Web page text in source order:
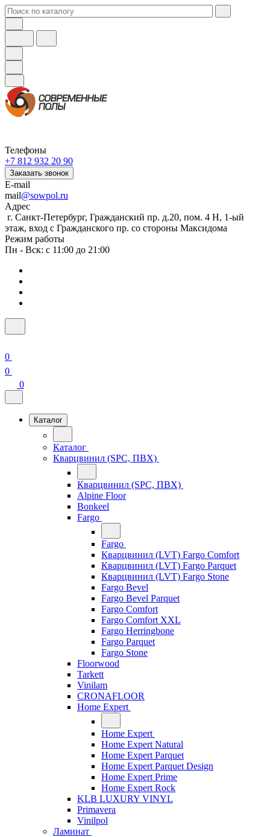
Телефоны
+7 812 932 20 90
Заказать звонок
E-mail
mail@sowpol.ru
Адрес
г. Санкт-Петербург, Гражданский пр. д.20, пом. 4 Н, 1-ый
этаж, вход с Гражданского пр. со стороны Максидома
Режим работы
Пн - Вск: с 11:00 до 21:00
0
0
0
Каталог
Каталог
Кварцвинил (SPC, ПВХ)
Кварцвинил (SPC, ПВХ)
Alpine Floor
Bonkeel
Fargo
Fargo
Кварцвинил (LVT) Fargo Comfort
Кварцвинил (LVT) Fargo Parquet
Кварцвинил (LVT) Fargo Stone
Fargo Bevel
Fargo Bevel Parquet
Fargo Comfort
Fargo Comfort XXL
Fargo Herringbone
Fargo Parquet
Fargo Stone
Floorwood
Tarkett
Vinilam
CRONAFLOOR
Home Expert
Home Expert
Home Expert Natural
Home Expert Parquet
Home Expert Parquet Design
Home Expert Prime
Home Expert Rock
KLB LUXURY VINYL
Primavera
Vinilpol
Ламинат